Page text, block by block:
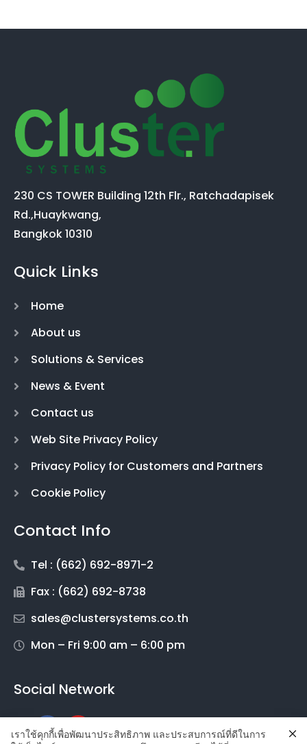
230 CS TOWER Building 12th Flr., Ratchadapisek
Rd.,Huaykwang,
Bangkok 10310
Quick Links
Home
About us
Solutions & Services
News & Event
Contact us
Web Site Privacy Policy
Privacy Policy for Customers and Partners
Cookie Policy
Contact Info
Tel : (662) 692-8971-2
Fax : (662) 692-8738
sales@clustersystems.co.th
Mon – Fri 9:00 am – 6:00 pm
Social Network
เราใช้คุกกี้เพื่อพัฒนาประสิทธิภาพ และประสบการณ์ที่ดีในการ